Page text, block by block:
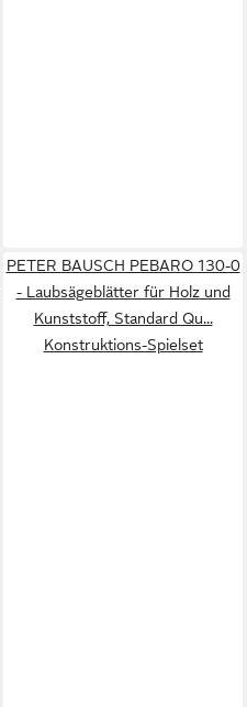
PETER BAUSCH PEBARO 130-0
- Laubsägeblätter für Holz und
Kunststoff, Standard Qu...
Konstruktions-Spielset